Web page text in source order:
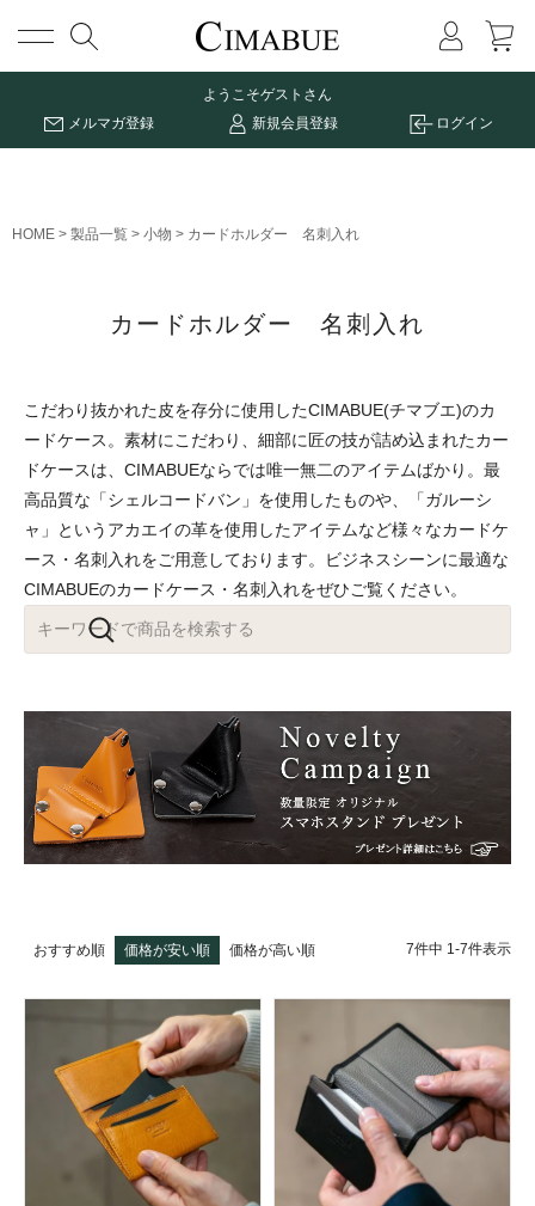
メニュー
ようこそゲストさん
メルマガ登録
新規会員登録 ログイン
HOME 製品一覧 小物 カードホルダー 名刺入れ
カードホルダー 名刺入れ
こだわり抜かれた皮を存分に使用したCIMABUE(チマブエ)のカ
ードケース。素材にこだわり、細部に匠の技が詰め込まれたカー
ドケースは、CIMABUEならでは唯一無二のアイテムばかり。最
高品質な「シェルコードバン」を使用したものや、「ガルーシ
ャ」というアカエイの革を使用したアイテムなど様々なカードケ
ース・名刺入れをご用意しております。ビジネスシーンに最適な
CIMABUEのカードケース・名刺入れをぜひご覧ください。
おすすめ順 価格が安い順 価格が高い順 7件中 1-7件表示